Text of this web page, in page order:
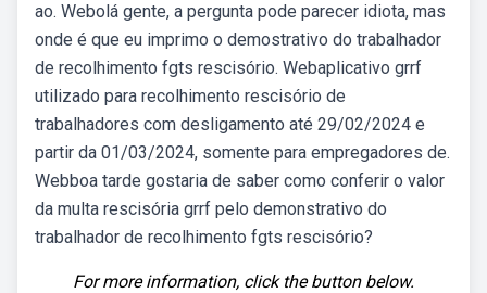
ao. Webolá gente, a pergunta pode parecer idiota, mas
onde é que eu imprimo o demostrativo do trabalhador
de recolhimento fgts rescisório. Webaplicativo grrf
utilizado para recolhimento rescisório de
trabalhadores com desligamento até 29/02/2024 e
partir da 01/03/2024, somente para empregadores de.
Webboa tarde gostaria de saber como conferir o valor
da multa rescisória grrf pelo demonstrativo do
trabalhador de recolhimento fgts rescisório?
For more information, click the button below.